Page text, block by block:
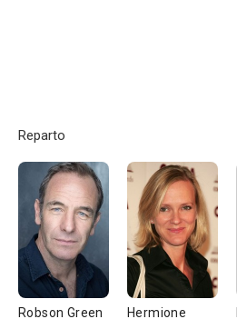
Reparto
Robson Green Hermione